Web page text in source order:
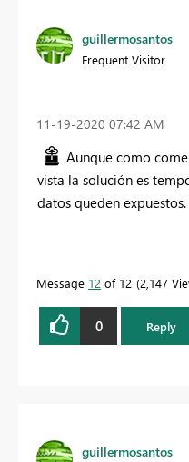
guillermosantos
Frequent Visitor
‎11-19-2020 07:42 AM
Aunque como
vista la solución es
datos queden expuestos.
Message 12 of 12 2,147
0 Reply
guillermosantos